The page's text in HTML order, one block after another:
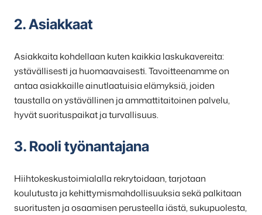
2. Asiakkaat
Asiakkaita kohdellaan kuten kaikkia laskukavereita:
ystävällisesti ja huomaavaisesti. Tavoitteenamme on
antaa asiakkaille ainutlaatuisia elämyksiä, joiden
taustalla on ystävällinen ja ammattitaitoinen palvelu,
hyvät suorituspaikat ja turvallisuus.
3. Rooli työnantajana
Hiihtokeskustoimialalla rekrytoidaan, tarjotaan
koulutusta ja kehittymismahdollisuuksia sekä palkitaan
suoritusten ja osaamisen perusteella iästä, sukupuolesta,